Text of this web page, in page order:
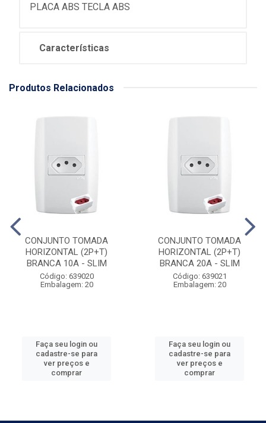
PLACA ABS TECLA ABS
Características
Produtos Relacionados
CONJUNTO TOMADA
HORIZONTAL (2P+T)
BRANCA 10A - SLIM
Código: 639020
Embalagem: 20
Faça seu login ou
cadastre-se para
ver preços e
comprar
CONJUNTO TOMADA
HORIZONTAL (2P+T)
BRANCA 20A - SLIM
Código: 639021
Embalagem: 20
Faça seu login ou
cadastre-se para
ver preços e
comprar